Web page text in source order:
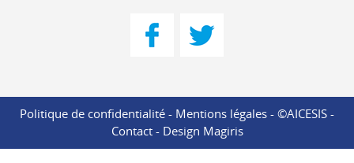
Politique de confidentialité - Mentions légales - ©AICESIS -
Contact- Design Magiris